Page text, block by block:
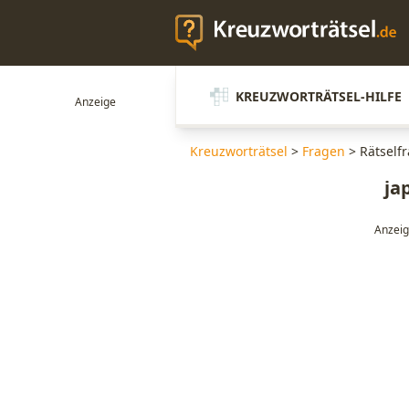
KREUZWORTRÄTSEL-HILFE
Kreuzworträtsel > Fragen >